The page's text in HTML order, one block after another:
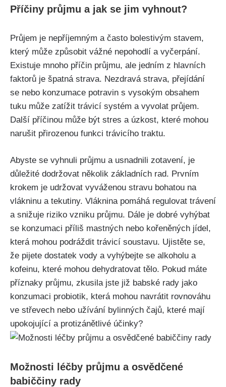
Příčiny průjmu a jak se jim vyhnout?
Průjem je nepříjemným a často bolestivým stavem,
který může způsobit vážné nepohodlí a ⁣vyčerpání.
Existuje mnoho příčin průjmu, ‍ale jedním z hlavních
faktorů je špatná strava. Nezdravá strava, přejídání
se nebo konzumace potravin s vysokým obsahem
tuku může zatížit trávicí systém a vyvolat průjem.
Další příčinou může být stres a úzkost, které mohou
narušit přirozenou funkci trávicího traktu.
Abyste se vyhnuli průjmu a usnadnili zotavení, je
důležité⁢ dodržovat několik základních rad. Prvním
krokem ⁢je‌ udržovat vyváženou stravu bohatou na⁣
vlákninu a tekutiny. Vláknina pomáhá regulovat trávení
a snižuje riziko vzniku průjmu.‌ Dále je dobré vyhýbat
se konzumaci příliš mastných nebo kořeněných jídel,
která ⁤mohou podráždit trávicí soustavu. Ujistěte se,
že pijete dostatek vody​ a vyhýbejte se alkoholu a‌
kofeinu, které mohou dehydratovat tělo. Pokud máte
příznaky průjmu, zkusila jste ‍již babské rady jako
konzumaci probiotik, která mohou navrátit rovnováhu
ve střevech nebo užívání bylinných čajů, které mají
upokojující⁢ a protizánětlivé účinky?
Možnosti léčby ​průjmu a osvědčené⁢
babiččiny rady